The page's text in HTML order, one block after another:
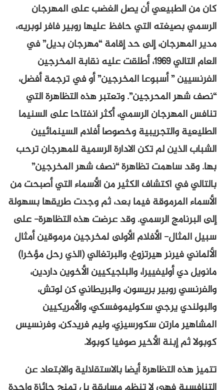
كان من الطبيعي أن يصل الغضب على المهرجان
الرسمي بصيغته التي حافظ عليها روبير فافر لوبريه،
مدير المهرجان، إلى حد إقامة “مهرجان بديل” في
العام التالي 1969، أطلقت عليه نقابة المخرجين
الفرنسيين ” أسبوعا المخرجين” أو في ترجمة أفضل،
“نصف شهر المحرجين”. وتعتبر هذه التظاهرة التي
تنافس المهرجان الرسمي، أكثر انفتاحا على السنيما
الطليعية والتجريبية وخصوصا أفلام السينمائيين
الشباب الذين لم تكن الادارة الرسمية للمهرجان ترحب
بها. وقد ساهمت تظاهرة “نصف شهر المخرجين”
بالتالي في اكتشاف الكثير من الأسماء التي أصبحت من
الأسماء المرموقة فيما بعد، ثم وجدت طريقها بسهولة
إلى البرنامج الرسمي. وقد عرضت هذه التظاهرة- على
سبيل المثال- الأفلام الأولى لمخرجين مرموقين أمثال
الألماني فيرنر هيرتزوغ، والبرتغالي (الذي رحل مؤخرا)
مانويل دي أوليفييرا، والبلجيكيين الأخوين داردين،
والفرنسي روبير بريسون، والبريطاني كن لوتش،
والبولندي يرجي سكوليموفسكي، والأمريكيين
المشاهير مارتن سكورسيزي، وليم فريدكن، وفرنسيس
كوبولا ثم إبنة الأخير صوفيا كوبولا.
تتميز هذه التظاهرة أيضا بالاستقلالية والابتعاد عن